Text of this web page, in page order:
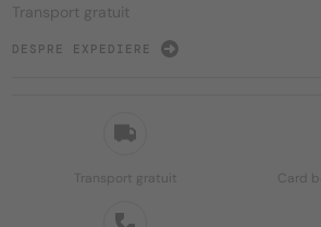
Transport gratuit Card
Transport gratuit
DESPRE EXPEDIERE